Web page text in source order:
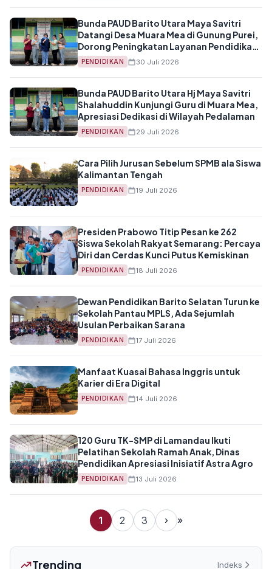
Bunda PAUD Barito Utara Maya Savitri
Datangi Desa Muara Mea di Gunung Purei,
Dorong Peningkatan Layanan Pendidikan
Anak Usia Dini
PENDIDIKAN 30 Juli 2026
Bunda PAUD Barito Utara Hj Maya Savitri
Shalahuddin Kunjungi Guru di Muara Mea,
Apresiasi Dedikasi di Wilayah Pedalaman
PENDIDIKAN 29 Juli 2026
Cara Pilih Jurusan Sebelum SPMB ala Siswa
Kalimantan Tengah
PENDIDIKAN 19 Juli 2026
Presiden Prabowo Titip Pesan ke 262
Siswa Sekolah Rakyat Semarang: Percaya
Diri dan Cerdas Kunci Putus Kemiskinan
PENDIDIKAN 18 Juli 2026
Dewan Pendidikan Barito Selatan Turun ke
Sekolah Pantau MPLS, Ada Sejumlah
Usulan Perbaikan Sarana
PENDIDIKAN 17 Juli 2026
Manfaat Kuasai Bahasa Inggris untuk
Karier di Era Digital
PENDIDIKAN 14 Juli 2026
120 Guru TK-SMP di Lamandau Ikuti
Pelatihan Sekolah Ramah Anak, Dinas
Pendidikan Apresiasi Inisiatif Astra Agro
PENDIDIKAN 13 Juli 2026
1 2 3 › »
Trending Indeks